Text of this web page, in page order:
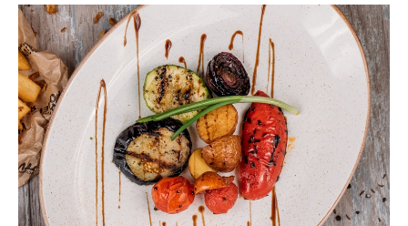
Кэшбек
Оптовикам